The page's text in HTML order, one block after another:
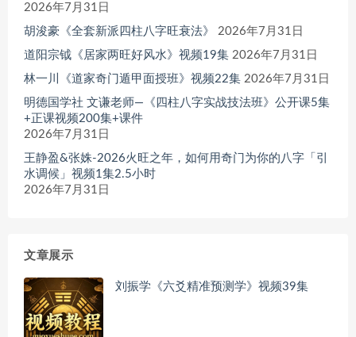
2026年7月31日
胡浚豪《全套新派四柱八字旺衰法》
2026年7月31日
道阳宗钺《居家两旺好风水》视频19集 2026年7月31日
林一川《道家奇门遁甲面授班》视频22集 2026年7月31日
明德国学社 文谦老师—《四柱八字实战技法班》公开课5集
+正课视频200集+课件
2026年7月31日
王静盈&张姝-2026火旺之年，如何用奇门为你的八字「引
水调候」视频1集2.5小时
2026年7月31日
文章展示
刘振学《六爻精准预测学》视频39集